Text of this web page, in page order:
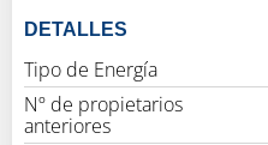
DETALLES
Tipo de Energía
Nº de propietarios
anteriores